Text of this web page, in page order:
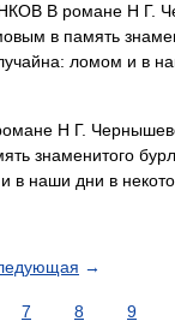
романе Н Г.
в память
ломом и в
Н Г.
знаменитого
наши дни в
→
7 8 9